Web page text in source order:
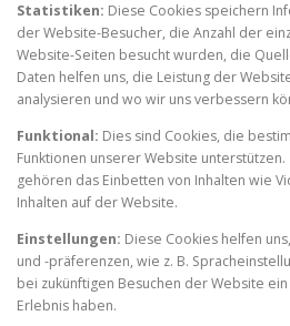
Statistiken: Diese Cookies speichern
der Website-Besucher, die Anzahl der
Website-Seiten besucht wurden, die
Daten helfen uns, die Leistung der
analysieren und wo wir uns verbessern
Funktional: Dies sind Cookies, die
Funktionen unserer Website unterstützen.
gehören das Einbetten von Inhalten wie
Inhalten auf der Website.
Einstellungen: Diese Cookies helfen
und -präferenzen, wie z. B.
bei zukünftigen Besuchen der Website
Erlebnis haben.